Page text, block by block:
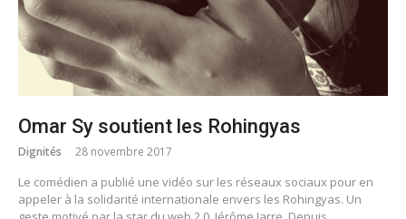
Omar Sy soutient les Rohingyas
Dignités 28 novembre 2017
Le comédien a publié une vidéo sur les réseaux sociaux pour en
appeler à la solidarité internationale envers les Rohingyas. Un